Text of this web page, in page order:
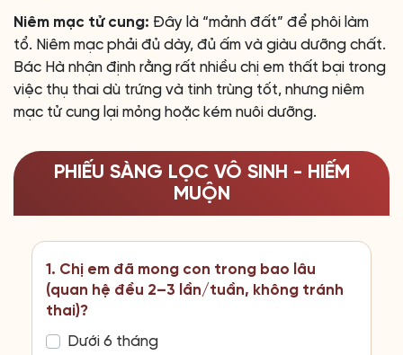
Niêm mạc tử cung: Đây là “mảnh đất” để phôi làm
tổ. Niêm mạc phải đủ dày, đủ ấm và giàu dưỡng chất.
Bác Hà nhận định rằng rất nhiều chị em thất bại trong
việc thụ thai dù trứng và tinh trùng tốt, nhưng niêm
mạc tử cung lại mỏng hoặc kém nuôi dưỡng.
PHIẾU SÀNG LỌC VÔ SINH - HIẾM
MUỘN
1. Chị em đã mong con trong bao lâu
(quan hệ đều 2–3 lần/tuần, không tránh
thai)?
Dưới 6 tháng